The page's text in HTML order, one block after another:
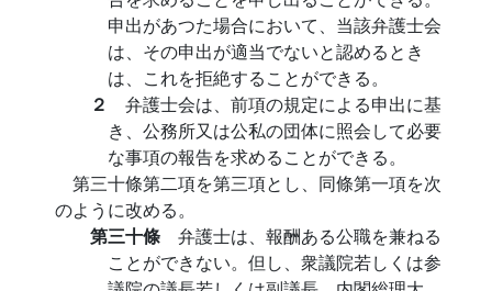
申出があつた場合において、当該弁護士会
は、その申出が適当でないと認めるとき
は、これを拒絶することができる。
２ 弁護士会は、前項の規定による申出に基
き、公務所又は公私の団体に照会して必要
な事項の報告を求めることができる。
第三十條第二項を第三項とし、同條第一項を次
のように改める。
第三十條 弁護士は、報酬ある公職を兼ねる
ことができない。但し、衆議院若しくは参